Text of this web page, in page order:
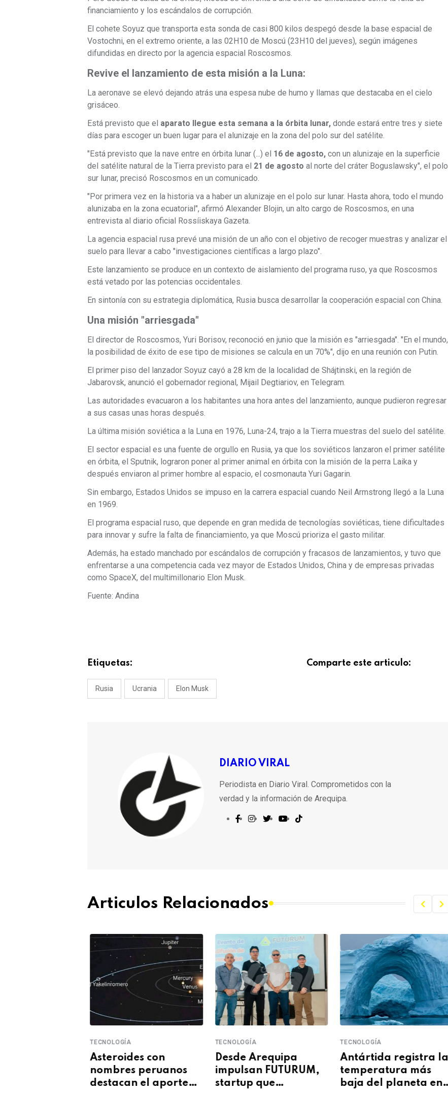
financiamiento y los escándalos de corrupción.
El cohete Soyuz que transporta esta sonda de casi 800 kilos despegó desde la base espacial de
Vostochni, en el extremo oriente, a las 02H10 de Moscú (23H10 del jueves), según imágenes
difundidas en directo por la agencia espacial Roscosmos.
Revive el lanzamiento de esta misión a la Luna:
La aeronave se elevó dejando atrás una espesa nube de humo y llamas que destacaba en el cielo
grisáceo.
Está previsto que el aparato llegue esta semana a la órbita lunar, donde estará entre tres y siete
días para escoger un buen lugar para el alunizaje en la zona del polo sur del satélite.
"Está previsto que la nave entre en órbita lunar (...) el 16 de agosto, con un alunizaje en la superficie
del satélite natural de la Tierra previsto para el 21 de agosto al norte del cráter Boguslawsky", el polo
sur lunar, precisó Roscosmos en un comunicado.
"Por primera vez en la historia va a haber un alunizaje en el polo sur lunar. Hasta ahora, todo el mundo
alunizaba en la zona ecuatorial", afirmó Alexander Blojin, un alto cargo de Roscosmos, en una
entrevista al diario oficial Rossíiskaya Gazeta.
La agencia espacial rusa prevé una misión de un año con el objetivo de recoger muestras y analizar el
suelo para llevar a cabo "investigaciones científicas a largo plazo".
Este lanzamiento se produce en un contexto de aislamiento del programa ruso, ya que Roscosmos
está vetado por las potencias occidentales.
En sintonía con su estrategia diplomática, Rusia busca desarrollar la cooperación espacial con China.
Una misión "arriesgada"
El director de Roscosmos, Yuri Borisov, reconoció en junio que la misión es "arriesgada". "En el mundo,
la posibilidad de éxito de ese tipo de misiones se calcula en un 70%", dijo en una reunión con Putin.
El primer piso del lanzador Soyuz cayó a 28 km de la localidad de Shájtinski, en la región de
Jabarovsk, anunció el gobernador regional, Mijail Degtiariov, en Telegram.
Las autoridades evacuaron a los habitantes una hora antes del lanzamiento, aunque pudieron regresar
a sus casas unas horas después.
La última misión soviética a la Luna en 1976, Luna-24, trajo a la Tierra muestras del suelo del satélite.
El sector espacial es una fuente de orgullo en Rusia, ya que los soviéticos lanzaron el primer satélite
en órbita, el Sputnik, lograron poner al primer animal en órbita con la misión de la perra Laika y
después enviaron al primer hombre al espacio, el cosmonauta Yuri Gagarin.
Sin embargo, Estados Unidos se impuso en la carrera espacial cuando Neil Armstrong llegó a la Luna
en 1969.
El programa espacial ruso, que depende en gran medida de tecnologías soviéticas, tiene dificultades
para innovar y sufre la falta de financiamiento, ya que Moscú prioriza el gasto militar.
Además, ha estado manchado por escándalos de corrupción y fracasos de lanzamientos, y tuvo que
enfrentarse a una competencia cada vez mayor de Estados Unidos, China y de empresas privadas
como SpaceX, del multimillonario Elon Musk.
Fuente: Andina
Etiquetas:
Rusia Ucrania Elon Musk
Comparte este articulo:
DIARIO VIRAL
Periodista en Diario Viral. Comprometidos con la
verdad y la información de Arequipa.
Articulos Relacionados
TECNOLOGÍA
Asteroides con
nombres peruanos
destacan el aporte
TECNOLOGÍA
Desde Arequipa
impulsan FUTURUM,
startup que
TECNOLOGÍA
Antártida registra la
temperatura más
baja del planeta en